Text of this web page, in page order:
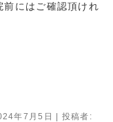
前にはご確認頂けれ
年7月5日 | 投稿者: